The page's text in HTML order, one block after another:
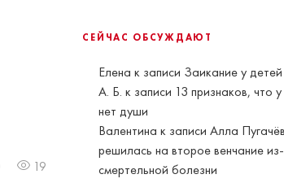
СЕЙЧАС ОБСУЖДАЮТ
Елена к записи Заикание у детей
А. Б. к записи 13 признаков, что
нет души
Валентина к записиАлла
решилась на второе венчание
смертельной болезни
19